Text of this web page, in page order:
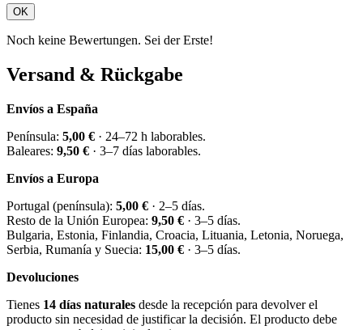
OK
Noch keine Bewertungen. Sei der Erste!
Versand & Rückgabe
Envíos a España
Península: 5,00 € · 24–72 h laborables.
Baleares: 9,50 € · 3–7 días laborables.
Envíos a Europa
Portugal (península): 5,00 € · 2–5 días.
Resto de la Unión Europea: 9,50 € · 3–5 días.
Bulgaria, Estonia, Finlandia, Croacia, Lituania, Letonia, Noruega,
Serbia, Rumanía y Suecia: 15,00 € · 3–5 días.
Devoluciones
Tienes 14 días naturales desde la recepción para devolver el
producto sin necesidad de justificar la decisión. El producto debe